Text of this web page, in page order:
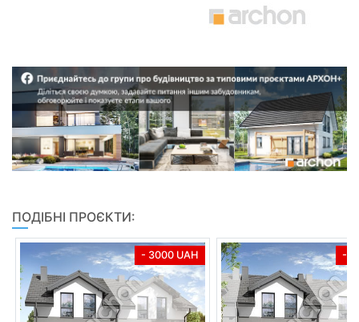
ПОДІБНІ ПРОЄКТИ:
- 3000 UAH -